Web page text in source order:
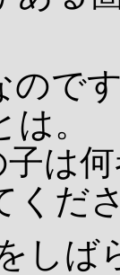
ので
。
は何
くだ
しば